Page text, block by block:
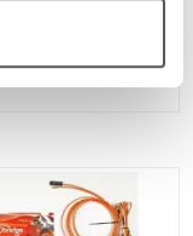
(Peugeot)